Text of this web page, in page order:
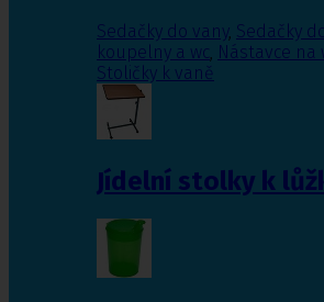
Sedačky do vany, Sedačky
koupelny a wc, Nástavce na
Stoličky k vaně
Jídelní stolky k